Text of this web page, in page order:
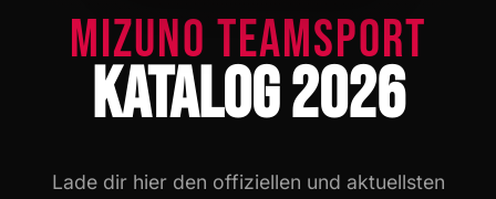
MIZUNO TEAMSPORT
KATALOG 2026
Lade dir hier den offiziellen und aktuellsten